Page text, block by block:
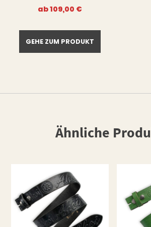
ab109,00 €
GEHE ZUM PRODUKT
Ähnliche